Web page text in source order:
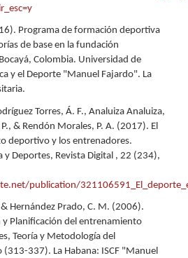
Programa de formación deportiva
de base en la fundación
Colombia. Universidad de
y el Deporte "Manuel Fajardo". La
Torres, Á. F., Analuiza Analuiza,
P., & Rendón Morales, P. A. (2017). El
deportivo y los entrenadores.
y Deportes, Revista Digital , 22 (234),
publication/
Hernández Prado, C. M. (2006).
Planificación del entrenamiento
Teoría y Metodología del
337). La Habana: ISCF "Manuel